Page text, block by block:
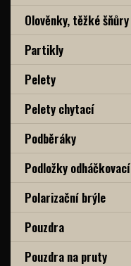
Olověnky, těžké šňůry
Partikly
Pelety
Pelety chytací
Podběráky
Podložky odháčkovací
Polarizační brýle
Pouzdra
Pouzdra na pruty